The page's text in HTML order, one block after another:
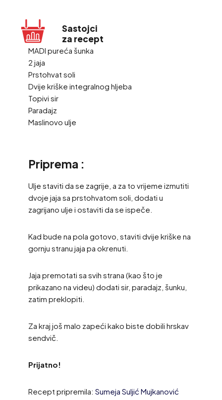
Sastojci
za recept
MADI pureća šunka
2 jaja
Prstohvat soli
Dvije kriške integralnog hljeba
Topivi sir
Paradajz
Maslinovo ulje
Priprema :
Ulje staviti da se zagrije, a za to vrijeme izmutiti
dvoje jaja sa prstohvatom soli, dodati u
zagrijano ulje i ostaviti da se ispeče.
Kad bude na pola gotovo, staviti dvije kriške na
gornju stranu jaja pa okrenuti.
Jaja premotati sa svih strana (kao što je
prikazano na videu) dodati sir, paradajz, šunku,
zatim preklopiti.
Za kraj još malo zapeći kako biste dobili hrskav
sendvič.
Prijatno!
Recept pripremila: Sumeja Suljić Mujkanović